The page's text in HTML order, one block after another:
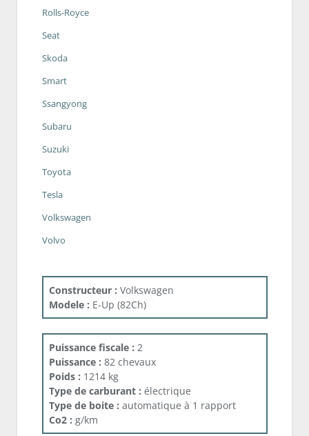
Rolls-Royce
Seat
Skoda
Smart
Ssangyong
Subaru
Suzuki
Toyota
Tesla
Volkswagen
Volvo
Constructeur : Volkswagen
Modele : E-Up (82Ch)
Puissance fiscale : 2
Puissance : 82 chevaux
Poids : 1214 kg
Type de carburant : électrique
Type de boite : automatique à 1 rapport
Co2 : g/km